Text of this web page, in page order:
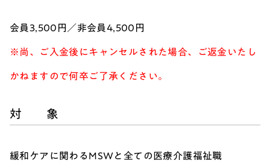
会員3,500円／非会員4,500円
※尚、ご入金後にキャンセルされた場合、ご返金いたし
かねますので何卒ご了承ください。
対 象
緩和ケアに関わるMSWと全ての医療介護福祉職